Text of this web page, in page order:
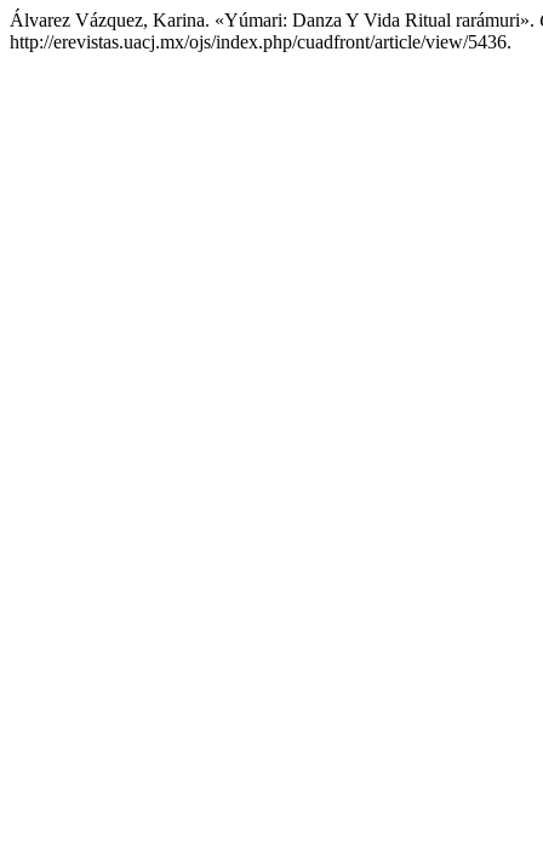
Álvarez Vázquez, Karina. «Yúmari: Danza Y Vida Ritual rarámuri».
http://erevistas.uacj.mx/ojs/index.php/cuadfront/article/view/5436.